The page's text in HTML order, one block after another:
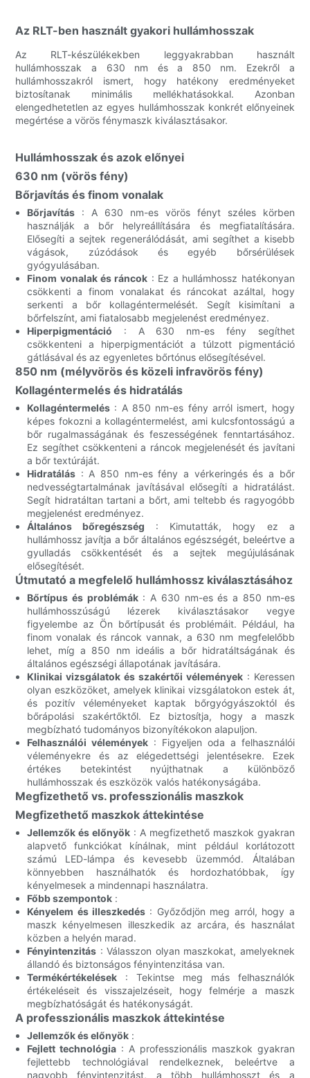
Az RLT-ben használt gyakori hullámhosszak
Az RLT-készülékekben leggyakrabban használt
hullámhosszak a 630 nm és a 850 nm. Ezekről a
hullámhosszakról ismert, hogy hatékony eredményeket
biztosítanak minimális mellékhatásokkal. Azonban
elengedhetetlen az egyes hullámhosszak konkrét előnyeinek
megértése a vörös fénymaszk kiválasztásakor.
Hullámhosszak és azok előnyei
630 nm (vörös fény)
Bőrjavítás és finom vonalak
Bőrjavítás : A 630 nm-es vörös fényt széles körben
használják a bőr helyreállítására és megfiatalítására.
Elősegíti a sejtek regenerálódását, ami segíthet a kisebb
vágások, zúzódások és egyéb bőrsérülések
gyógyulásában.
Finom vonalak és ráncok : Ez a hullámhossz hatékonyan
csökkenti a finom vonalakat és ráncokat azáltal, hogy
serkenti a bőr kollagéntermelését. Segít kisimítani a
bőrfelszínt, ami fiatalosabb megjelenést eredményez.
Hiperpigmentáció : A 630 nm-es fény segíthet
csökkenteni a hiperpigmentációt a túlzott pigmentáció
gátlásával és az egyenletes bőrtónus elősegítésével.
850 nm (mélyvörös és közeli infravörös fény)
Kollagéntermelés és hidratálás
Kollagéntermelés : A 850 nm-es fény arról ismert, hogy
képes fokozni a kollagéntermelést, ami kulcsfontosságú a
bőr rugalmasságának és feszességének fenntartásához.
Ez segíthet csökkenteni a ráncok megjelenését és javítani
a bőr textúráját.
Hidratálás : A 850 nm-es fény a vérkeringés és a bőr
nedvességtartalmának javításával elősegíti a hidratálást.
Segít hidratáltan tartani a bőrt, ami teltebb és ragyogóbb
megjelenést eredményez.
Általános bőregészség : Kimutatták, hogy ez a
hullámhossz javítja a bőr általános egészségét, beleértve a
gyulladás csökkentését és a sejtek megújulásának
elősegítését.
Útmutató a megfelelő hullámhossz kiválasztásához
Bőrtípus és problémák: A 630 nm-es és a 850 nm-es
hullámhosszúságú lézerek kiválasztásakor vegye
figyelembe az Ön bőrtípusát és problémáit. Például, ha
finom vonalak és ráncok vannak, a 630 nm megfelelőbb
lehet, míg a 850 nm ideális a bőr hidratáltságának és
általános egészségi állapotának javítására.
Klinikai vizsgálatok és szakértői vélemények: Keressen
olyan eszközöket, amelyek klinikai vizsgálatokon estek át,
és pozitív véleményeket kaptak bőrgyógyászoktól és
bőrápolási szakértőktől. Ez biztosítja, hogy a maszk
megbízható tudományos bizonyítékokon alapuljon.
Felhasználói vélemények : Figyeljen oda a felhasználói
véleményekre és az elégedettségi jelentésekre. Ezek
értékes betekintést nyújthatnak a különböző
hullámhosszak és eszközök valós hatékonyságába.
Megfizethető vs. professzionális maszkok
Megfizethető maszkok áttekintése
Jellemzők és előnyök : A megfizethető maszkok gyakran
alapvető funkciókat kínálnak, mint például korlátozott
számú LED-lámpa és kevesebb üzemmód. Általában
könnyebben használhatók és hordozhatóbbak, így
kényelmesek a mindennapi használatra.
Főbb szempontok :
Kényelem és illeszkedés : Győződjön meg arról, hogy a
maszk kényelmesen illeszkedik az arcára, és használat
közben a helyén marad.
Fényintenzitás : Válasszon olyan maszkokat, amelyeknek
állandó és biztonságos fényintenzitása van.
Termékértékelések : Tekintse meg más felhasználók
értékeléseit és visszajelzéseit, hogy felmérje a maszk
megbízhatóságát és hatékonyságát.
A professzionális maszkok áttekintése
Jellemzők és előnyök :
Fejlett technológia : A professzionális maszkok gyakran
fejlettebb technológiával rendelkeznek, beleértve a
nagyobb fényintenzitást, a több hullámhosszt és a